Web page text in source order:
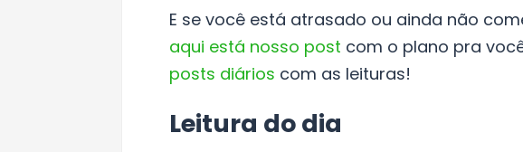
E se você está atrasado ou ainda não
aqui está nosso post com o plano pra
posts diários com as leituras!
Leitura do dia